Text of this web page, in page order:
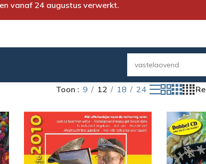
vanaf 24 augustus verwerkt.
Toon 9 12 18 24